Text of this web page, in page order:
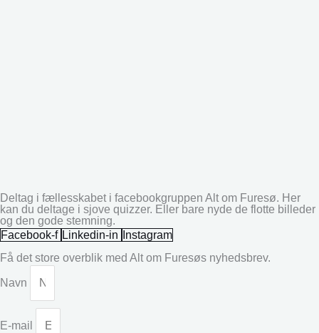
Deltag i fællesskabet i facebookgruppen Alt om Furesø. Her
kan du deltage i sjove quizzer. Eller bare nyde de flotte billeder
og den gode stemning.
Facebook-f Linkedin-in
Instagram
Få det store overblik med Alt om Furesøs nyhedsbrev.
Navn
E-mail